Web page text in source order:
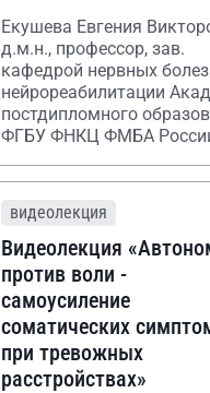
Екушева Евгения
д.м.н., профессор, зав.
кафедрой нервных
нейрореабилитации
постдипломного
ФГБУ ФНКЦ ФМБА
видеолекция
Видеолекция
против воли -
самоусиление
соматических
при тревожных
расстройствах»